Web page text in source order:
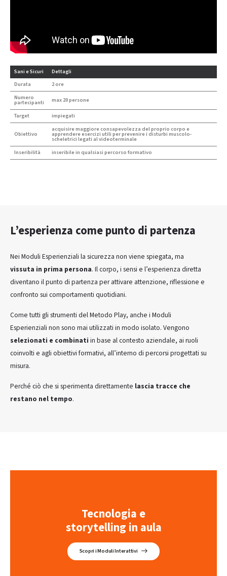
Sani e Sicuri
Dettagli
Durata
2 ore
Numero
partecipanti max 20 persone
Target impiegati
Obiettivo
acquisire maggiore consapevolezza del proprio corpo e
apprendere esercizi utili per prevenire i disturbi muscolo-
scheletrici legati al videoterminale
Inseribilità
inseribile in qualsiasi percorso formativo
L’esperienza come punto di partenza
Nei Moduli Esperienziali la sicurezza non viene spiegata, ma
vissuta in prima persona. Il corpo, i sensi e l’esperienza diretta
diventano il punto di partenza per attivare attenzione, riflessione e
confronto sui comportamenti quotidiani.
Come tutti gli strumenti del Metodo Play, anche i Moduli
Esperienziali non sono mai utilizzati in modo isolato. Vengono
selezionati e combinati in base al contesto aziendale, ai ruoli
coinvolti e agli obiettivi formativi, all’interno di percorsi progettati su
misura.
Perché ciò che si sperimenta direttamente lascia tracce che
restano nel tempo.
Tecnologia e
storytelling in aula
Scopri i Moduli Interattivi